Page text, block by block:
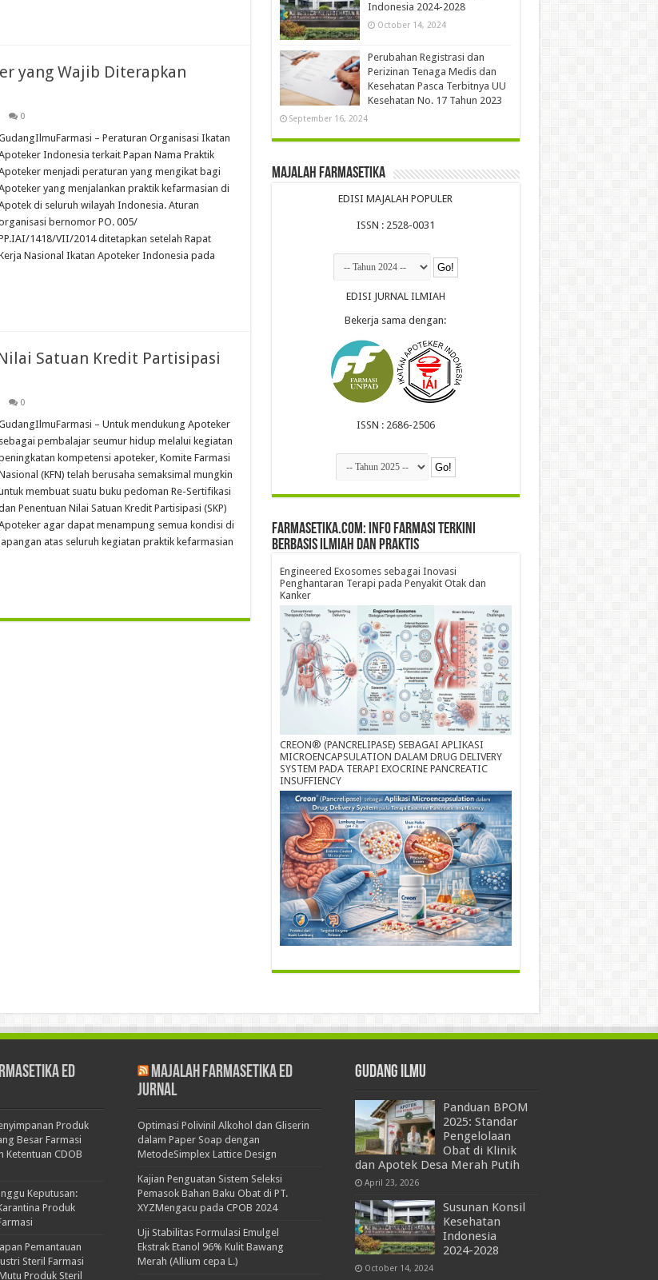
yang Wajib Diterapkan
0
– Peraturan Organisasi Ikatan
Indonesia terkait Papan Nama Praktik
menjadi peraturan yang mengikat bagi
yang menjalankan praktik kefarmasian di
di seluruh wilayah Indonesia. Aturan
bernomor PO. 005/
1418/VII/2014 ditetapkan setelah Rapat
Nasional Ikatan Apoteker Indonesia pada
Satuan Kredit Partisipasi
0
– Untuk mendukung Apoteker
sebagai pembalajar seumur hidup melalui kegiatan
kompetensi apoteker, Komite Farmasi
(KFN) telah berusaha semaksimal mungkin
membuat suatu buku pedoman Re-Sertifikasi
Penentuan Nilai Satuan Kredit Partisipasi (SKP)
agar dapat menampung semua kondisi di
lapangan atas seluruh kegiatan praktik kefarmasian
Indonesia 2024-2028
October 14, 2024
Perubahan Registrasi dan
Perizinan Tenaga Medis dan
Kesehatan Pasca Terbitnya UU
Kesehatan No. 17 Tahun 2023
September 16, 2024
Majalah Farmasetika
EDISI MAJALAH POPULER
ISSN : 2528-0031
EDISI JURNAL ILMIAH
Bekerja sama dengan:
ISSN : 2686-2506
farmasetika.com: Info Farmasi Terkini
Berbasis Ilmiah dan Praktis
Engineered Exosomes sebagai Inovasi
Penghantaran Terapi pada Penyakit Otak dan
Kanker
CREON® (PANCRELIPASE) SEBAGAI APLIKASI
MICROENCAPSULATION DALAM DRUG DELIVERY
SYSTEM PADA TERAPI EXOCRINE PANCREATIC
INSUFFIENCY
Ed
Produk
Besar Farmasi
Ketentuan CDOB
Keputusan:
Produk
Pemantauan
Steril Farmasi
Produk Steril
Majalah Farmasetika Ed
Jurnal
Optimasi Polivinil Alkohol dan Gliserin
dalam Paper Soap dengan
MetodeSimplex Lattice Design
Kajian Penguatan Sistem Seleksi
Pemasok Bahan Baku Obat di PT.
XYZMengacu pada CPOB 2024
Uji Stabilitas Formulasi Emulgel
Ekstrak Etanol 96% Kulit Bawang
Merah (Allium cepa L.)
Gudang Ilmu
Panduan BPOM
2025: Standar
Pengelolaan
Obat di Klinik
dan Apotek Desa Merah Putih
April 23, 2026
Susunan Konsil
Kesehatan
Indonesia
2024-2028
October 14, 2024